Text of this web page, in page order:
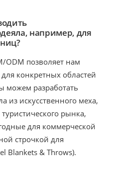
например, для
ODM позволяет нам
конкретных областей
разработать
из искусственного меха,
рынка,
для коммерческой
строчкой для
Blankets & Throws).